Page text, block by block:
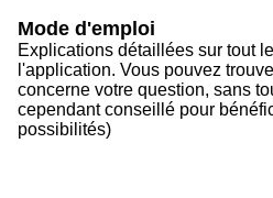
Mode d'emploi
Explications détaillées sur tout
l'application. Vous pouvez
concerne votre question, sans
cependant conseillé pour
possibilités)